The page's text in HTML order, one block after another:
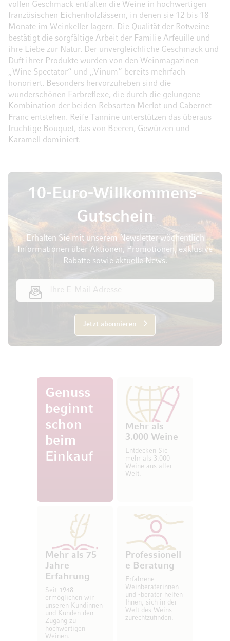
vollen Geschmack entfalten die Weine in hochwertigen
französischen Eichenholzfässern, in denen sie 12 bis 18
Monate im Weinkeller lagern. Die Qualität der Rotweine
bestätigt die sorgfältige Arbeit der Familie Arfeuille und
ihre Liebe zur Natur. Der unvergleichliche Geschmack und
Duft ihrer Produkte wurden von den Weinmagazinen
„Wine Spectator“ und „Vinum“ bereits mehrfach
honoriert. Besonders hervorzuheben sind die
wunderschönen Farbreflexe, die durch die gelungene
Kombination der beiden Rebsorten Merlot und Cabernet
Franc entstehen. Reife Tannine unterstützen das überaus
fruchtige Bouquet, das von Beeren, Gewürzen und
Karamell dominiert.
10-Euro-Willkommens-
Gutschein
Erhalten Sie mit unserem Newsletter wöchentlich
Informationen über Aktionen, Promotionen, exklusive
Rabatte sowie aktuelle News.
E-Mail Adresse
Jetzt abonnieren
Genuss
beginnt
schon
beim
Einkauf
Mehr als
3.000 Weine
Entdecken Sie
mehr als 3.000
Weine aus aller
Welt.
Mehr als 75
Jahre
Erfahrung
Seit 1948
ermöglichen wir
unseren Kundinnen
und Kunden den
Zugang zu
hochwertigen
Weinen.
Professionell
e Beratung
Erfahrene
Weinberaterinnen
und -berater helfen
Ihnen, sich in der
Welt des Weins
zurechtzufinden.